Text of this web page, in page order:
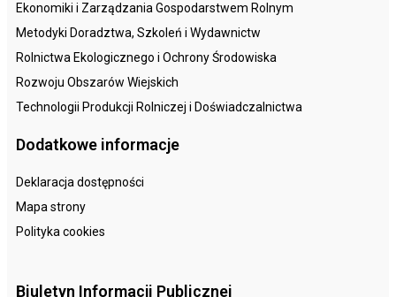
Ekonomiki i Zarządzania Gospodarstwem Rolnym
Metodyki Doradztwa, Szkoleń i Wydawnictw
Rolnictwa Ekologicznego i Ochrony Środowiska
Rozwoju Obszarów Wiejskich
Technologii Produkcji Rolniczej i Doświadczalnictwa
Dodatkowe informacje
Deklaracja dostępności
Mapa strony
Polityka cookies
Biuletyn Informacji Publicznej